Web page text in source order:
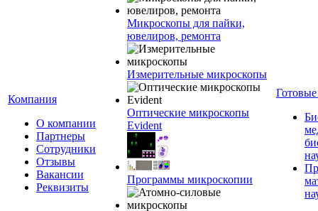
Компания
О компании
Партнеры
Сотрудники
Отзывы
Вакансии
Реквизиты
Микроскопы для пайки,
ювелиров, ремонта
Измерительные микроскопы
Оптические микроскопы
Evident
Программы микроскопии